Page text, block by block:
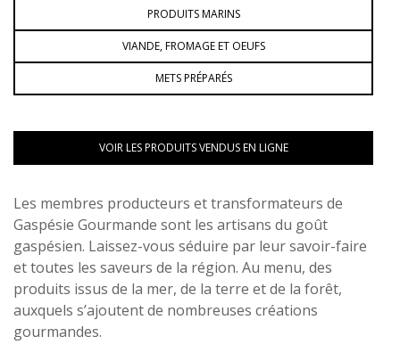
PRODUITS MARINS
VIANDE, FROMAGE ET OEUFS
METS PRÉPARÉS
VOIR LES PRODUITS VENDUS EN LIGNE
Les membres producteurs et transformateurs de
Gaspésie Gourmande sont les artisans du goût
gaspésien. Laissez-vous séduire par leur savoir-faire
et toutes les saveurs de la région. Au menu, des
produits issus de la mer, de la terre et de la forêt,
auxquels s’ajoutent de nombreuses créations
gourmandes.